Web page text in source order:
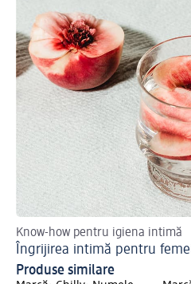
Know-how pentru igiena intimă
Îngrijirea intimă pentru
Produse similare